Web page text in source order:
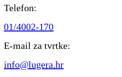
Telefon:
01/4002-170
E-mail za tvrtke:
info@lugera.hr